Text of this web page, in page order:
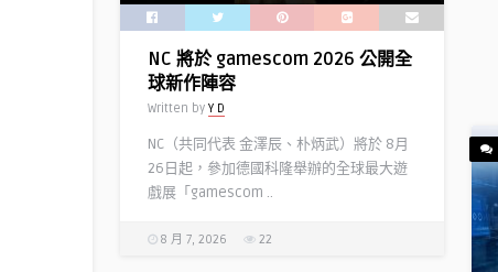
NC 將於 gamescom 2026 公開全
球新作陣容
Written by Y D
NC（共同代表 金澤辰、朴炳武）將於 8月
26日起，參加德國科隆舉辦的全球最大遊
戲展「gamescom ..
8 月 7, 2026 22